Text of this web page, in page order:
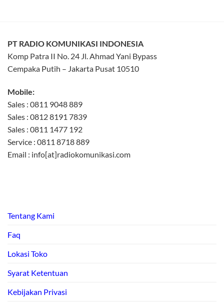
PT RADIO KOMUNIKASI INDONESIA
Komp Patra II No. 24 Jl. Ahmad Yani Bypass
Cempaka Putih – Jakarta Pusat 10510
Mobile:
Sales : 0811 9048 889
Sales : 0812 8191 7839
Sales : 0811 1477 192
Service : 0811 8718 889
Email : info[at]radiokomunikasi.com
Tentang Kami
Faq
Lokasi Toko
Syarat Ketentuan
Kebijakan Privasi